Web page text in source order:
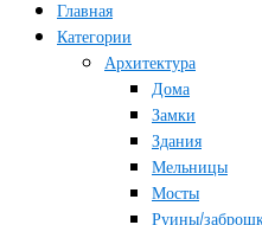
Главная
Категории
Архитектура
Дома
Замки
Здания
Мельницы
Мосты
Руины/